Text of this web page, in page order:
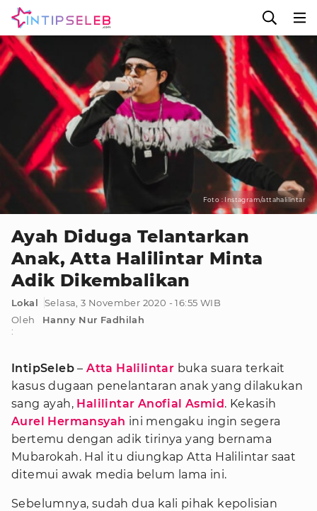
Foto : Instagram/attahalilintar
Ayah Diduga Telantarkan
Anak, Atta Halilintar Minta
Adik Dikembalikan
Lokal
Selasa, 3 November 2020 - 16:55 WIB
Oleh
:
Hanny Nur Fadhilah
IntipSeleb –Atta Halilintar buka suara terkait
kasus dugaan penelantaran anak yang dilakukan
sang ayah, Halilintar Anofial Asmid. Kekasih
Aurel Hermansyah ini mengaku ingin segera
bertemu dengan adik tirinya yang bernama
Mubarokah. Hal itu diungkap Atta Halilintar saat
ditemui awak media belum lama ini.
Sebelumnya, sudah dua kali pihak kepolisian